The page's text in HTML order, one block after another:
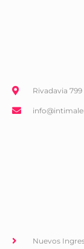
Rivadavia 799
Nuevos